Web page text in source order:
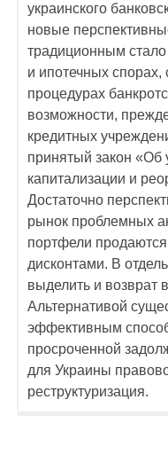
украинского
новые
традиционным
и ипотечных спорах,
процедурах
возможности,
кредитных
принятый закон
капитализации и
Достаточно
рынок проблемных
портфели
дисконтами. В
выделить и возврат
Альтернативой
эффективным
просроченной
для Украины
реструктуризация.